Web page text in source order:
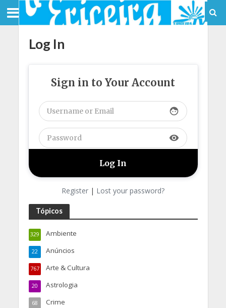
Log In
Sign in to Your Account
face
visibility
Register | Lost your password?
Tópicos
Ambiente
329
Anúncios
22
Arte & Cultura
767
Astrologia
20
Crime
68